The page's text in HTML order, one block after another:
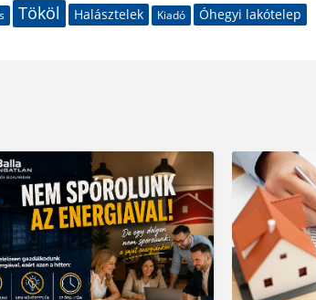
Tököl Halásztelek Kiadó Óhegyi lakótelep